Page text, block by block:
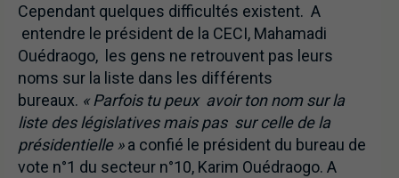
Cependant quelques difficultés existent. A
entendre le président de la CECI, Mahamadi
Ouédraogo, les gens ne retrouvent pas leurs
noms sur la liste dans les différents
bureaux. « Parfois tu peux avoir ton nom sur la
liste des législatives mais pas sur celle de la
présidentielle »a confié le président du bureau de
vote n°1 du secteur n°10, Karim Ouédraogo. A